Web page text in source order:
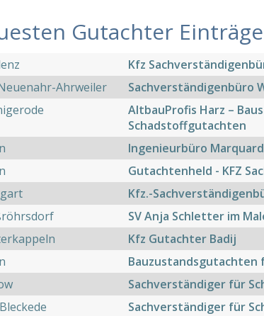
Gutachter
Kfz
Ahrweiler
Sachverständigenbüro
AltbauProfis Harz –
Schadstoffgutachten
Ingenieurbüro
Gutachtenheld - KFZ
Kfz.-
SV Anja Schletter im
Kfz Gutachter Badij
Bauzustandsgutachten
Sachverständiger für
Sachverständiger für